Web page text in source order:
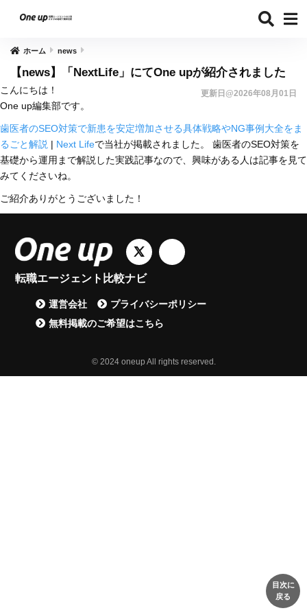
ホーム news
【news】「NextLife」にてOne upが紹介されました
更新日@2026年08月01日
こんにちは！
One up編集部です。
歯医者のSEO対策で新患を安定増加させる具体戦略やNG事例大全をま
るごと解説 | Next Lifeで当社が掲載されました。 歯医者のSEO対策を
基礎から運用まで解説した実践記事なので、興味がある人は記事を見て
みてくださいね。
ご紹介ありがとうございました！
目次に
戻る
転職エージェント比較ナビ
運営会社
プライバシーポリシー
無料掲載のご希望はこちら
© 2024 oneup All rights reserved.